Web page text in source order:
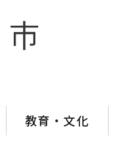
教育・文化